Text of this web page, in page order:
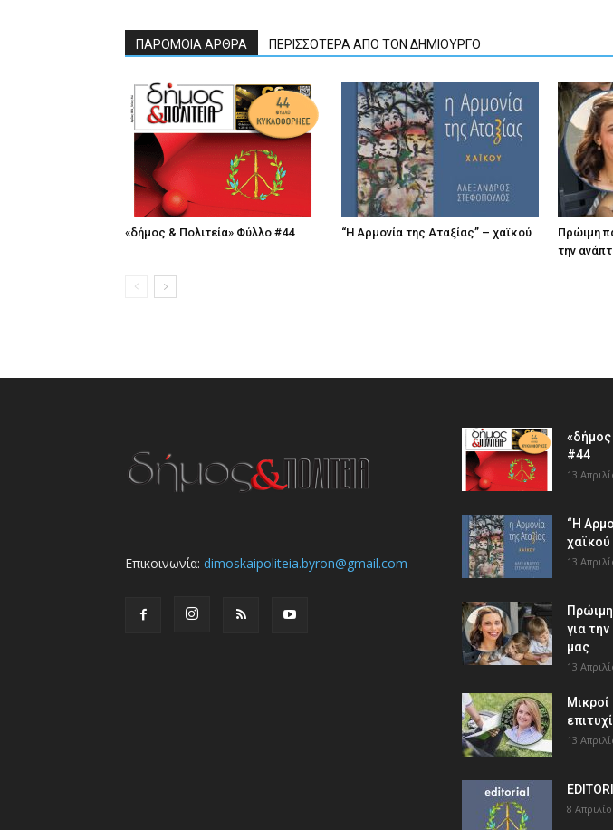
ΠΑΡΟΜΟΙΑ ΑΡΘΡΑ ΠΕΡΙΣΣΟΤΕΡΑ ΑΠΟ ΤΟΝ ΔΗΜΙΟΥΡΓΟ
«δήμος & Πολιτεία» Φύλλο #44 “Η Αρμονία της Αταξίας” – χαϊκού
Πρώιμη
την
Επικοινωνία: dimoskaipoliteia.byron@gmail.com
«δήμος
#44
13
“Η
χαϊκού
13
για
µας
13
13
8